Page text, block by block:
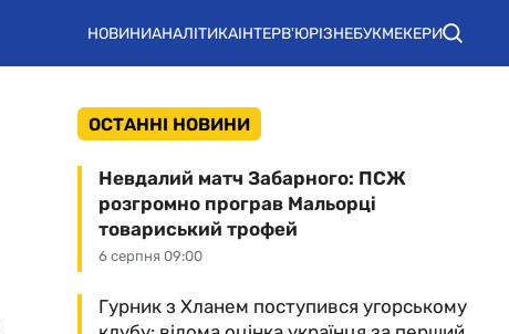
НОВИНИАНАЛІТИКАІНТЕРВ'ЮРІЗНЕБУКМЕКЕРИ
ОСТАННІ НОВИНИ
6 серпня 09:00
Невдалий матч Забарного: ПСЖ
розгромно програв Мальорці
товариський трофей
Гурник з Хланем поступився угорському